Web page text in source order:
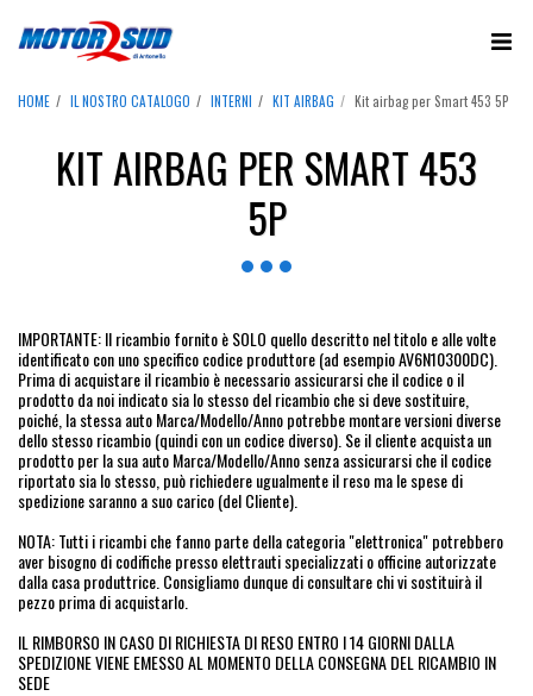
HOME IL NOSTRO CATALOGO INTERNI KIT AIRBAG Kit airbag per Smart 453 5P
KIT AIRBAG PER SMART 453
5P
IMPORTANTE: Il ricambio fornito è SOLO quello descritto nel titolo e alle volte
identificato con uno specifico codice produttore (ad esempio AV6N10300DC).
Prima di acquistare il ricambio è necessario assicurarsi che il codice o il
prodotto da noi indicato sia lo stesso del ricambio che si deve sostituire,
poiché, la stessa auto Marca/Modello/Anno potrebbe montare versioni diverse
dello stesso ricambio (quindi con un codice diverso). Se il cliente acquista un
prodotto per la sua auto Marca/Modello/Anno senza assicurarsi che il codice
riportato sia lo stesso, può richiedere ugualmente il reso ma le spese di
spedizione saranno a suo carico (del Cliente).
NOTA: Tutti i ricambi che fanno parte della categoria "elettronica" potrebbero
aver bisogno di codifiche presso elettrauti specializzati o officine autorizzate
dalla casa produttrice. Consigliamo dunque di consultare chi vi sostituirà il
pezzo prima di acquistarlo.
IL RIMBORSO IN CASO DI RICHIESTA DI RESO ENTRO I 14 GIORNI DALLA
SPEDIZIONE VIENE EMESSO AL MOMENTO DELLA CONSEGNA DEL RICAMBIO IN
SEDE